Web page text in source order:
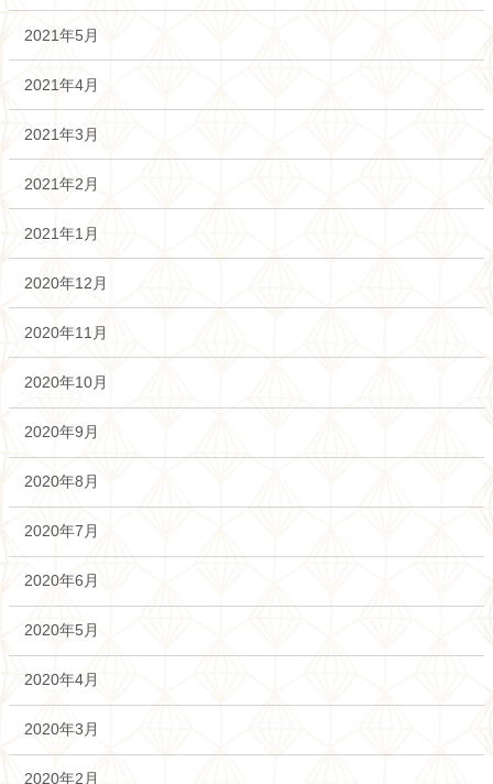
2021年5月
2021年4月
2021年3月
2021年2月
2021年1月
2020年12月
2020年11月
2020年10月
2020年9月
2020年8月
2020年7月
2020年6月
2020年5月
2020年4月
2020年3月
2020年2月